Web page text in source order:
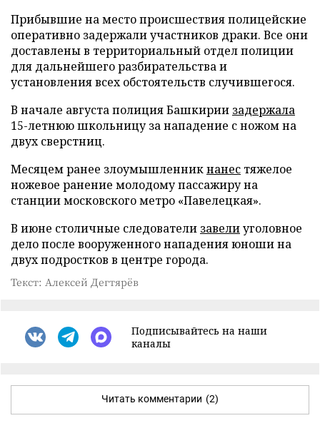
Прибывшие на место происшествия полицейские
оперативно задержали участников драки. Все они
доставлены в территориальный отдел полиции
для дальнейшего разбирательства и
установления всех обстоятельств случившегося.
В начале августа полиция Башкирии задержала
15-летнюю школьницу за нападение с ножом на
двух сверстниц.
Месяцем ранее злоумышленникнанес тяжелое
ножевое ранение молодому пассажиру на
станции московского метро «Павелецкая».
В июне столичные следователи завелиуголовное
дело после вооруженного нападения юноши на
двух подростков в центре города.
Текст: Алексей Дегтярёв
Подписывайтесь на наши
каналы
Читать комментарии (2)